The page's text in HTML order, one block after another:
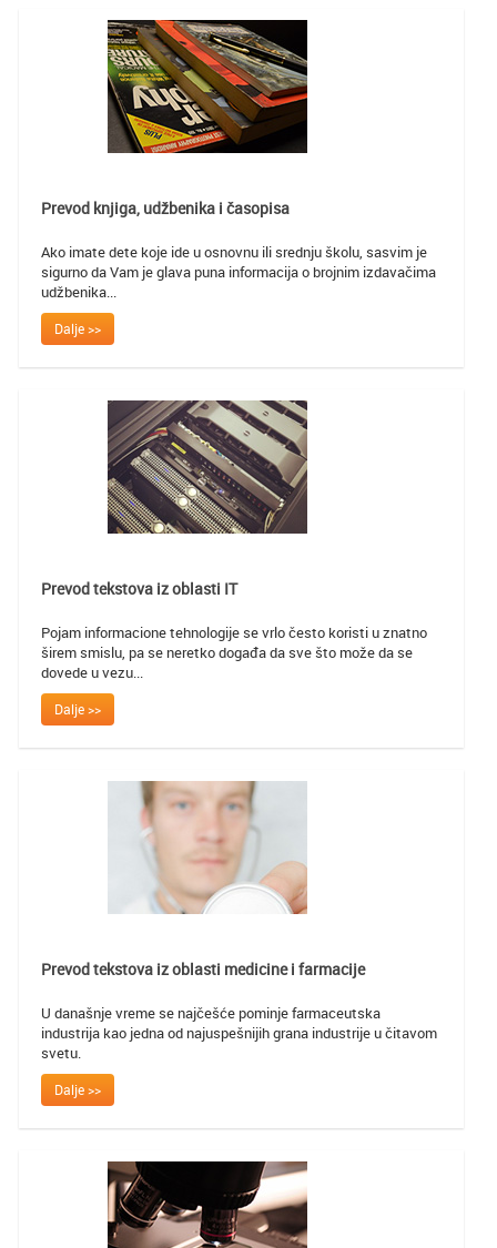
Prevod knjiga, udžbenika i časopisa
Ako imate dete koje ide u osnovnu ili srednju školu, sasvim je
sigurno da Vam je glava puna informacija o brojnim izdavačima
udžbenika...
Dalje >>
Prevod tekstova iz oblasti IT
Pojam informacione tehnologije se vrlo često koristi u znatno
širem smislu, pa se neretko događa da sve što može da se
dovede u vezu...
Dalje >>
Prevod tekstova iz oblasti medicine i farmacije
U današnje vreme se najčešće pominje farmaceutska
industrija kao jedna od najuspešnijih grana industrije u čitavom
svetu.
Dalje >>